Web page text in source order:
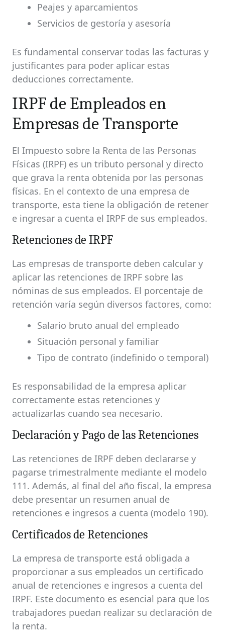
Peajes y aparcamientos
Servicios de gestoría y asesoría
Es fundamental conservar todas las facturas y
justificantes para poder aplicar estas
deducciones correctamente.
IRPF de Empleados en
Empresas de Transporte
El Impuesto sobre la Renta de las Personas
Físicas (IRPF) es un tributo personal y directo
que grava la renta obtenida por las personas
físicas. En el contexto de una empresa de
transporte, esta tiene la obligación de retener
e ingresar a cuenta el IRPF de sus empleados.
Retenciones de IRPF
Las empresas de transporte deben calcular y
aplicar las retenciones de IRPF sobre las
nóminas de sus empleados. El porcentaje de
retención varía según diversos factores, como:
Salario bruto anual del empleado
Situación personal y familiar
Tipo de contrato (indefinido o temporal)
Es responsabilidad de la empresa aplicar
correctamente estas retenciones y
actualizarlas cuando sea necesario.
Declaración y Pago de las Retenciones
Las retenciones de IRPF deben declararse y
pagarse trimestralmente mediante el modelo
111. Además, al final del año fiscal, la empresa
debe presentar un resumen anual de
retenciones e ingresos a cuenta (modelo 190).
Certificados de Retenciones
La empresa de transporte está obligada a
proporcionar a sus empleados un certificado
anual de retenciones e ingresos a cuenta del
IRPF. Este documento es esencial para que los
trabajadores puedan realizar su declaración de
la renta.